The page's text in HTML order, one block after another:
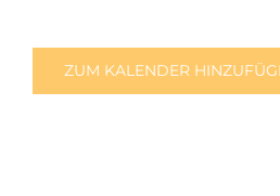
ZUM KALENDER